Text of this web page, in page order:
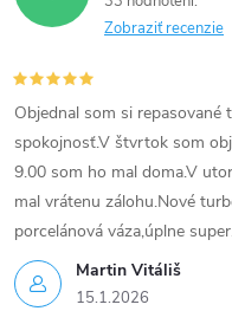
v
ý
p
i
s
u
Zobraziť recenzie
Martin Vitáliš
15.1.2026
Objednal som si
spokojnosť.V štvrtok som
9.00 som ho mal doma.V
mal vrátenu zálohu.Nové
porcelánová váza,úplne